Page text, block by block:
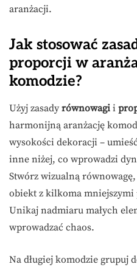
aranżacji.
Jak stosować
proporcji w
komodzie?
Użyj zasady równowagi i
harmonijną aranżację
wysokości dekoracji –
inne niżej, co wprowadzi
Stwórz wizualną
obiekt z kilkoma
Unikaj nadmiaru małych
wprowadzać chaos.
Na długiej komodzie grupuj